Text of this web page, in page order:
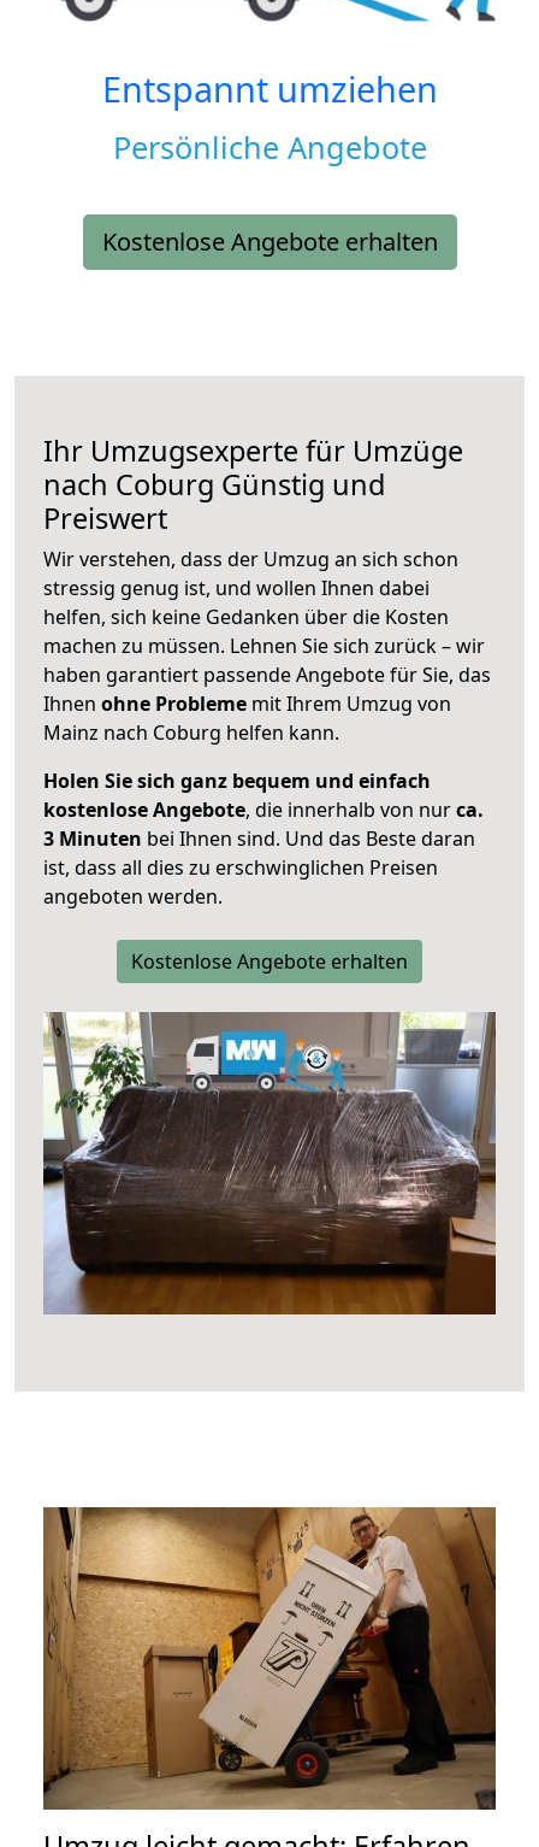
Entspannt umziehen
Persönliche Angebote
Kostenlose Angebote erhalten
Ihr Umzugsexperte für Umzüge
nach Coburg Günstig und
Preiswert
Wir verstehen, dass der Umzug an sich schon
stressig genug ist, und wollen Ihnen dabei
helfen, sich keine Gedanken über die Kosten
machen zu müssen. Lehnen Sie sich zurück – wir
haben garantiert passende Angebote für Sie, das
Ihnen ohne Probleme mit Ihrem Umzug von
Mainz nach Coburg helfen kann.
Holen Sie sich ganz bequem und einfach
kostenlose Angebote, die innerhalb von nurca.
3 Minuten bei Ihnen sind. Und das Beste daran
ist, dass all dies zu erschwinglichen Preisen
angeboten werden.
Kostenlose Angebote erhalten